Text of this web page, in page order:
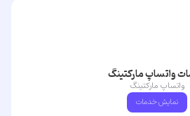
واتساپ مارکتینگ
واتساپ مارکتینگ
نمایش خدمات